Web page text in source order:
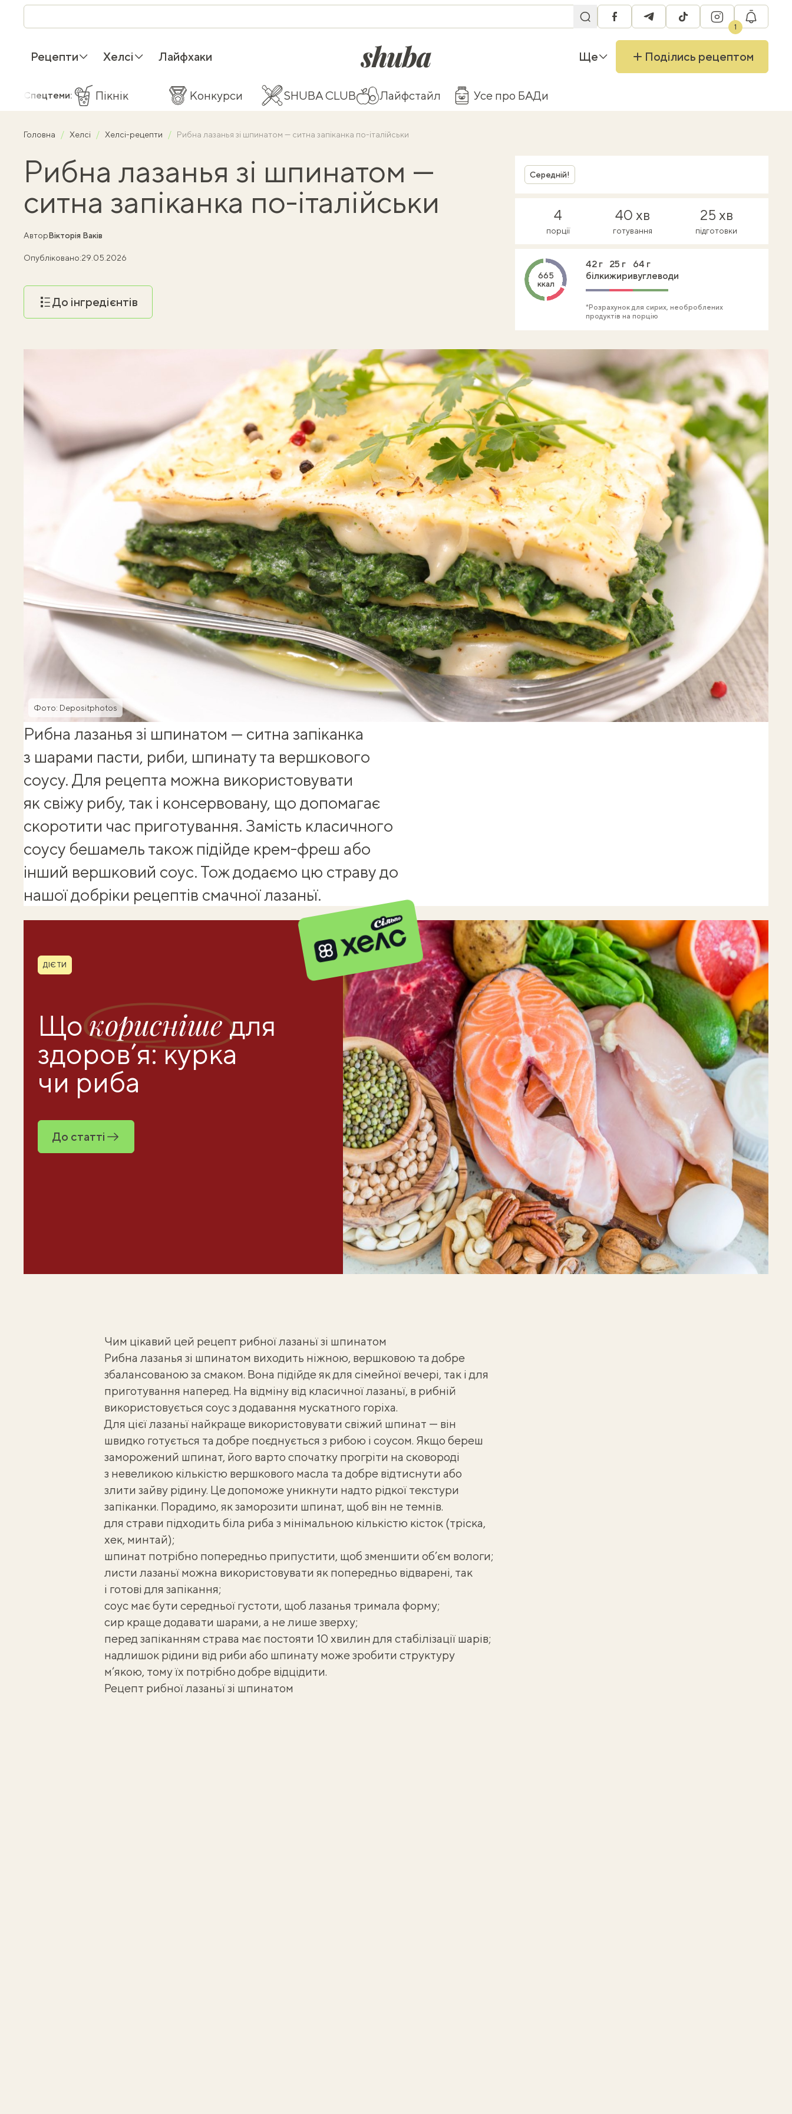
facebooktelegramtiktok instagram
1
Рецепти Хелсі Лайфхаки shuba.life Ще Поділись рецептом
Спецтеми: Пікнік Конкурси SHUBA CLUB Лайфстайл Усе про БАДи
Головна Хелсі Хелсі-рецепти Рибна лазанья зі шпинатом — ситна запіканка по-італійськи
Рибна лазанья зі шпинатом —
ситна запіканка по-італійськи
АвторВікторія Ваків
Опубліковано:29.05.2026
До інгредієнтів
Фото: Depositphotos
Середній!
4
порції
40 хв
готування
25 хв
підготовки
665
ккал
42 г
білки
25 г
жири
64 г
вуглеводи
*Розрахунок для сирих, необроблених
продуктів на порцію
Рибна лазанья зі шпинатом — ситна запіканка
з шарами пасти, риби, шпинату та вершкового
соусу. Для рецепта можна використовувати
як свіжу рибу, так і консервовану, що допомагає
скоротити час приготування. Замість класичного
соусу бешамель також підійде крем-фреш або
інший вершковий соус. Тож додаємо цю страву до
нашої добріки рецептів смачної лазаньї.
Рубрика
ДІЄТИ
Щокориснішедля
здоров’я: курка
чи риба
До статті
Чим цікавий цей рецепт рибної лазаньї зі шпинатом
Рибна лазанья зі шпинатом виходить ніжною, вершковою та добре
збалансованою за смаком. Вона підійде як для сімейної вечері, так і для
приготування наперед. На відміну від класичної лазаньї, в рибній
використовується соус з додавання мускатного горіха.
Для цієї лазаньї найкраще використовувати свіжий шпинат — він
швидко готується та добре поєднується з рибою і соусом. Якщо береш
заморожений шпинат, його варто спочатку прогріти на сковороді
з невеликою кількістю вершкового масла та добре відтиснути або
злити зайву рідину. Це допоможе уникнути надто рідкої текстури
запіканки. Порадимо, як заморозити шпинат, щоб він не темнів.
для страви підходить біла риба з мінімальною кількістю кісток (тріска,
хек, минтай);
шпинат потрібно попередньо припустити, щоб зменшити об’єм вологи;
листи лазаньї можна використовувати як попередньо відварені, так
і готові для запікання;
соус має бути середньої густоти, щоб лазанья тримала форму;
сир краще додавати шарами, а не лише зверху;
перед запіканням страва має постояти 10 хвилин для стабілізації шарів;
надлишок рідини від риби або шпинату може зробити структуру
м’якою, тому їх потрібно добре відцідити.
Рецепт рибної лазаньї зі шпинатом